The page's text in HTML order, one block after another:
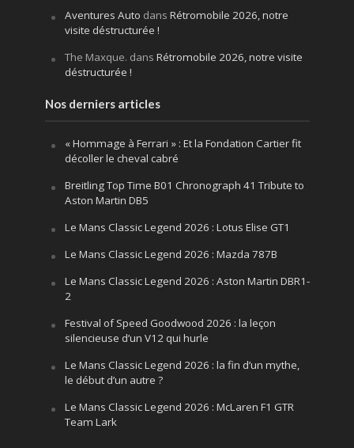
Aventures Auto dans Rétromobile 2026, notre
visite déstructurée !
The Maxque. dans Rétromobile 2026, notre visite
déstructurée !
Nos derniers articles
« Hommage à Ferrari » : Et la Fondation Cartier fit
décoller le cheval cabré
Breitling Top Time B01 Chronograph 41 Tribute to
Aston Martin DB5
Le Mans Classic Legend 2026 : Lotus Elise GT1
Le Mans Classic Legend 2026 : Mazda 787B
Le Mans Classic Legend 2026 : Aston Martin DBR1-
2
Festival of Speed Goodwood 2026 : la leçon
silencieuse d’un V12 qui hurle
Le Mans Classic Legend 2026 : la fin d’un mythe,
le début d’un autre ?
Le Mans Classic Legend 2026 : McLaren F1 GTR
Team Lark